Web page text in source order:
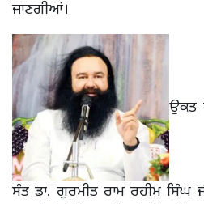
ਜਾਣਗੀਆਂ।
ਉਕਤ
ਸੰਤ ਡਾ. ਗੁਰਮੀਤ ਰਾਮ ਰਹੀਮ ਸਿੰਘ